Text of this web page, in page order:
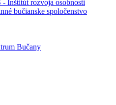
Inštitút rozvoja osobnosti
bučianske spoločenstvo
Bučany